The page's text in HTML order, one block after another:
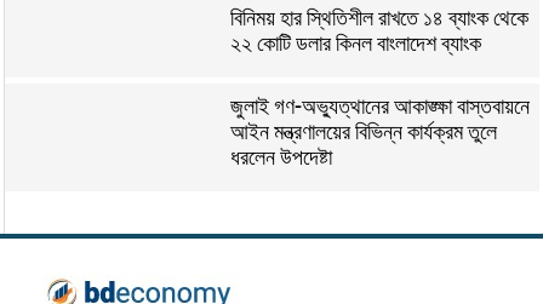
বিনিময় হার স্থিতিশীল রাখতে ১৪ ব্যাংক থেকে
২২ কোটি ডলার কিনল বাংলাদেশ ব্যাংক
জুলাই গণ-অভ্যুত্থানের আকাঙ্ক্ষা বাস্তবায়নে
আইন মন্ত্রণালয়ের বিভিন্ন কার্যক্রম তুলে
ধরলেন উপদেষ্টা